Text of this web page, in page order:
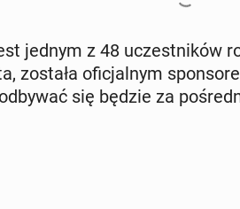
jednym z 48 uczest­ni­ków
została ofi­cjal­nym
się będzie za